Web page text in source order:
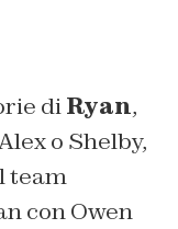
diRyan,
o Shelby,
team
con Owen